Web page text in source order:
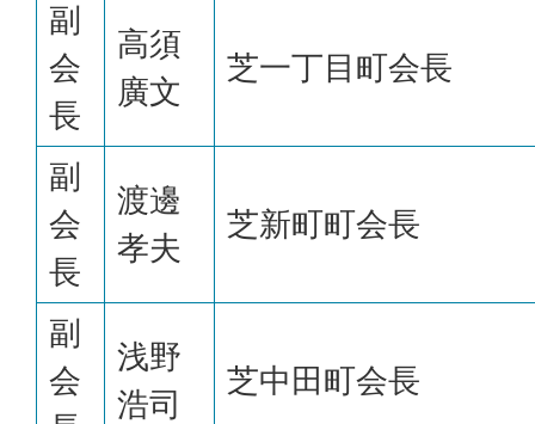
副
会
長
高須
廣文
芝一丁目町会長
副
会
長
渡邊
孝夫
芝新町町会長
副
会
浅野
浩司
芝中田町会長